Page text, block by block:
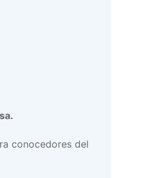
conocedores del